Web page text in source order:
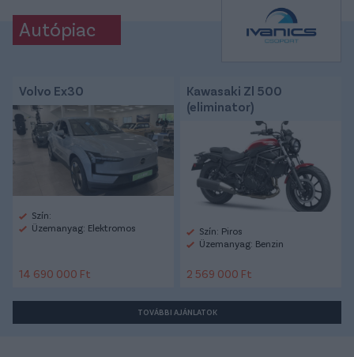
Autópiac
Volvo Ex30
Szín:
Üzemanyag: Elektromos
14 690 000 Ft
Kawasaki Zl 500
(eliminator)
Szín: Piros
Üzemanyag: Benzin
2 569 000 Ft
TOVÁBBI AJÁNLATOK